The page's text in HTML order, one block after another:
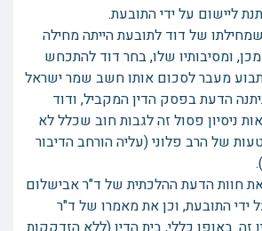
ליישום על ידי התובעת.
של דוד לתובעת הייתה מחילה
ומסיבותיו שלו, בחר דוד להתכחש
מעבר לסכום אותו חשב שמר ישראל
הדעת בפסק הדין המקביל, ודוד
ניסיון פסול זה לגבות חוב שכלל לא
של הרב פלוני (עליה הורחב הדיבור
את חוות הדעת ההלכתית של ד"ר אבישלום
ידי התובעת, וכן את מאמרו של ד"ר